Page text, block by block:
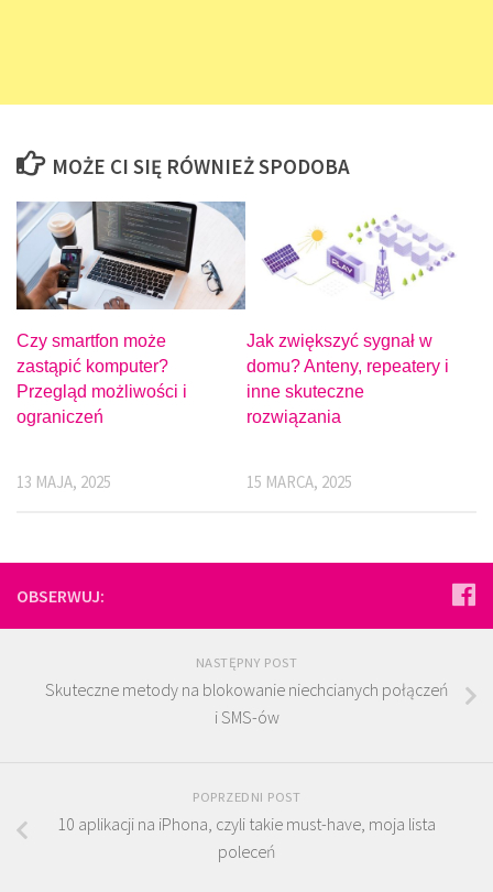
MOŻE CI SIĘ RÓWNIEŻ SPODOBA
Czy smartfon może
zastąpić komputer?
Przegląd możliwości i
ograniczeń
13 MAJA, 2025
Jak zwiększyć sygnał w
domu? Anteny, repeatery i
inne skuteczne
rozwiązania
15 MARCA, 2025
OBSERWUJ:
NASTĘPNY POST
Skuteczne metody na blokowanie niechcianych połączeń
i SMS-ów
POPRZEDNI POST
10 aplikacji na iPhona, czyli takie must-have, moja lista
poleceń